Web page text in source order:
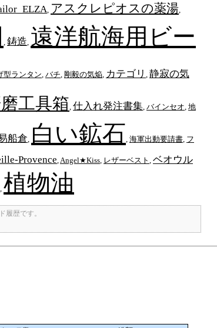
アスクレピオスの薬湯
鋳造 遠洋航海用ビー
型ランタン バチ 剛毅の気焔 カテゴリ 静寂の気
工具箱 仕入れ発注書集 バインセオ 地
船倉 白い鉱石 海軍出動要請書 フ
Provence Angel★Kiss レザーベスト ベオウル
植物油
履歴です。